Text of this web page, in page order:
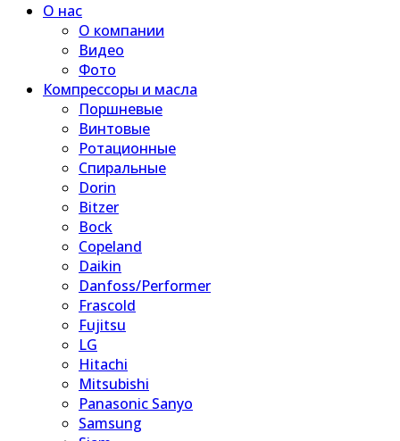
О нас
О компании
Видео
Фото
Компрессоры и масла
Поршневые
Винтовые
Ротационные
Спиральные
Dorin
Bitzer
Bock
Copeland
Daikin
Danfoss/Performer
Frascold
Fujitsu
LG
Hitachi
Mitsubishi
Panasonic Sanyo
Samsung